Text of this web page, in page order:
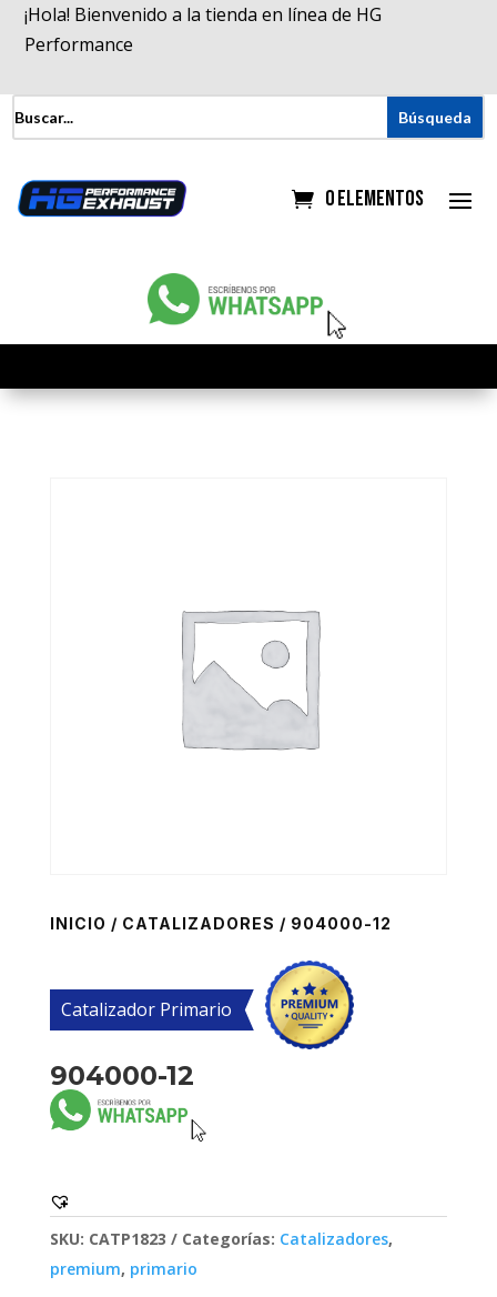
¡Hola! Bienvenido a la tienda en línea de HG
Performance
0 elementos
INICIO / CATALIZADORES / 904000-12
Catalizador Primario
904000-12
SKU: CATP1823 Categorías: Catalizadores,
premium, primario